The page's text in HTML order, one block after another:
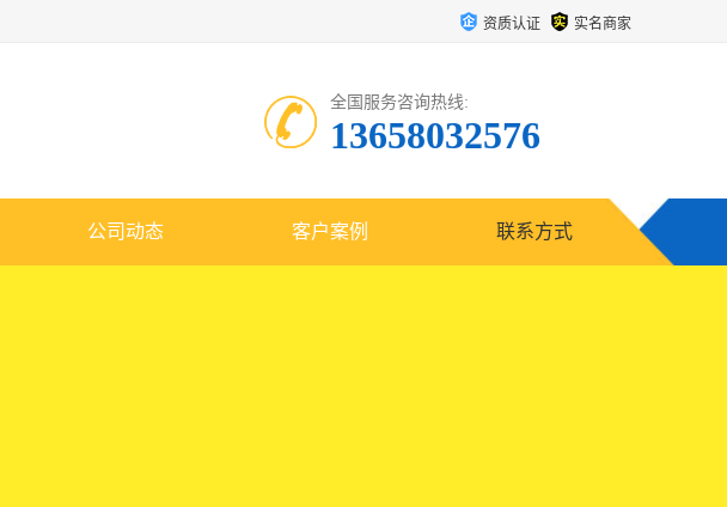
资质认证 实名商家
全国服务咨询热线:
13658032576
公司动态 客户案例 联系方式